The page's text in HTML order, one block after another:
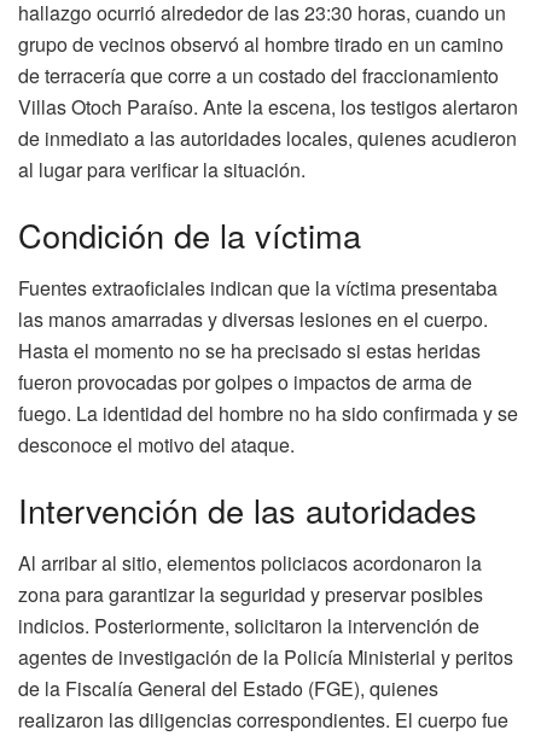
hallazgo ocurrió alrededor de las 23:30 horas, cuando un
grupo de vecinos observó al hombre tirado en un camino
de terracería que corre a un costado del fraccionamiento
Villas Otoch Paraíso. Ante la escena, los testigos alertaron
de inmediato a las autoridades locales, quienes acudieron
al lugar para verificar la situación.
Condición de la víctima
Fuentes extraoficiales indican que la víctima presentaba
las manos amarradas y diversas lesiones en el cuerpo.
Hasta el momento no se ha precisado si estas heridas
fueron provocadas por golpes o impactos de arma de
fuego. La identidad del hombre no ha sido confirmada y se
desconoce el motivo del ataque.
Intervención de las autoridades
Al arribar al sitio, elementos policiacos acordonaron la
zona para garantizar la seguridad y preservar posibles
indicios. Posteriormente, solicitaron la intervención de
agentes de investigación de la Policía Ministerial y peritos
de la Fiscalía General del Estado (FGE), quienes
realizaron las diligencias correspondientes. El cuerpo fue